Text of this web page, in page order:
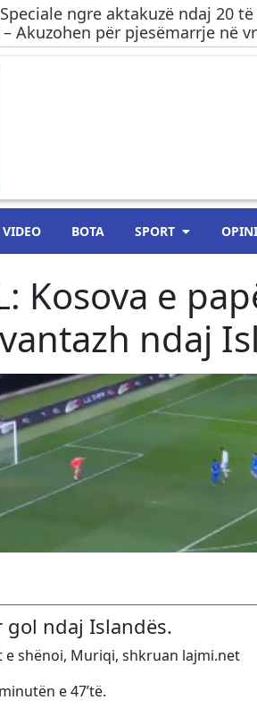
ngre aktakuzë ndaj 20
Akuzohen për pjesëmarrje në
VIDEO BOTA SPORT
Kosova e
ndaj
gol ndaj Islandës.
e shënoi, Muriqi, shkruan lajmi.net
e 47’të.